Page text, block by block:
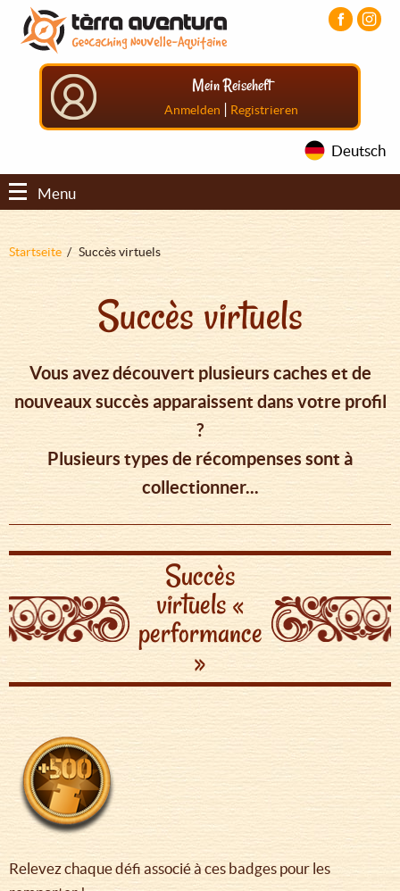
Direkt
zum
Inhalt
Aller
menu
principal
Aller
pied
Mein Reiseheft
Anmelden | Registrieren
Deutsch
Menu
Pfadnavigation
Startseite Succès virtuels
Succès virtuels
Vous avez découvert plusieurs caches et de
nouveaux succès apparaissent dans votre profil
?
Plusieurs types de récompenses sont à
collectionner...
Succès
virtuels «
performance
»
Relevez chaque défi associé à ces badges pour les